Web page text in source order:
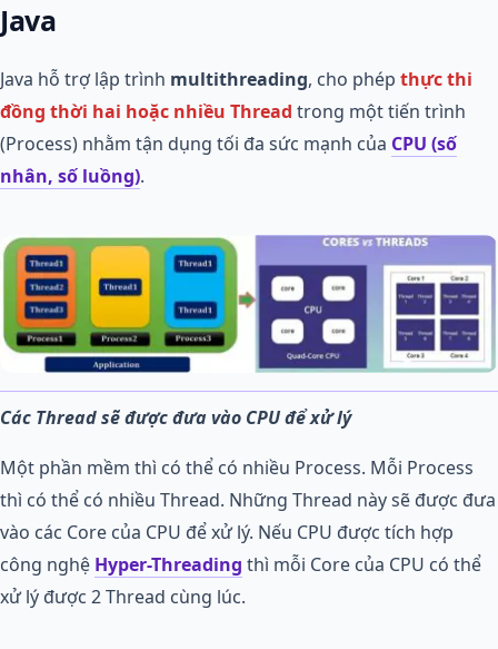
Java
Java hỗ trợ lập trình multithreading, cho phép thực thi
đồng thời hai hoặc nhiều Thread trong một tiến trình
(Process) nhằm tận dụng tối đa sức mạnh của CPU (số
nhân, số luồng).
Các Thread sẽ được đưa vào CPU để xử lý
Một phần mềm thì có thể có nhiều Process. Mỗi Process
thì có thể có nhiều Thread. Những Thread này sẽ được đưa
vào các Core của CPU để xử lý. Nếu CPU được tích hợp
công nghệ Hyper-Threading thì mỗi Core của CPU có thể
xử lý được 2 Thread cùng lúc.